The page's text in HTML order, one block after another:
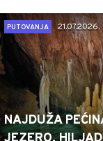
PUTOVANJA
21.07.2026.
NAJDUŽA